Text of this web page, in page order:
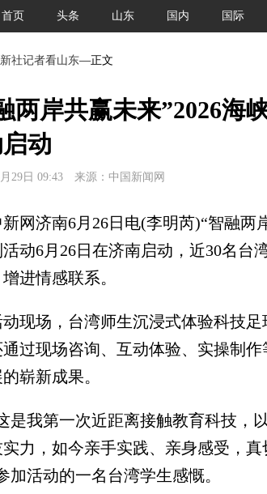
首页 头条 山东 国内 国际
社记者看山东—正文
两岸共赢未来”2026海
动
月29日 09:43 来源：中国新闻网
济南6月26日电(李明芮)“智融两
动6月26日在济南启动，近30名台
进情感联系。
场，台湾师生沉浸式体验科技足
过现场咨询、互动体验、实操制
崭新成果。
我第一次近距离接触教育科技，
力，如今亲手实践、亲身感受，
加活动的一名台湾学生感慨。